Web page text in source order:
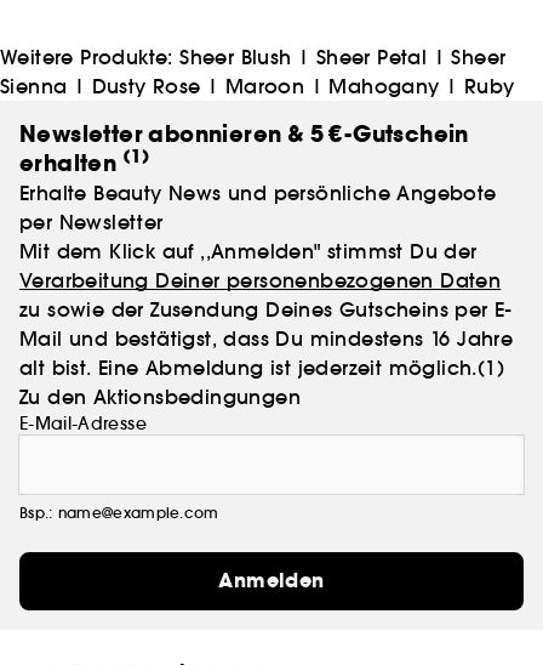
Weitere Produkte:Sheer Blush | Sheer Petal |Sheer
Sienna | Dusty Rose | Maroon | Mahogany | Ruby
Newsletter abonnieren & 5 €-Gutschein
erhalten (1)
Erhalte Beauty News und persönliche Angebote
per Newsletter
Mit dem Klick auf ,,Anmelden" stimmst Du der
Verarbeitung Deiner personenbezogenen Daten
zu sowie der Zusendung Deines Gutscheins per E-
Mail und bestätigst, dass Du mindestens 16 Jahre
alt bist. Eine Abmeldung ist jederzeit möglich.(1)
Zu den Aktionsbedingungen
E-Mail-Adresse
Bsp.: name@example.com
Anmelden